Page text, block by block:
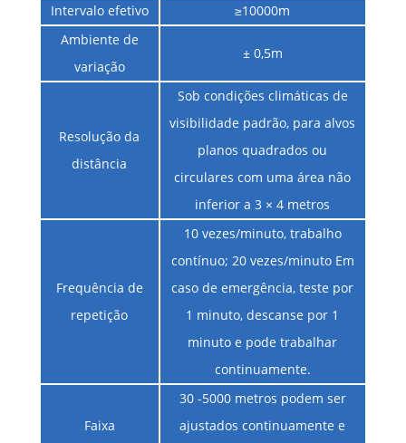
Intervalo efetivo
≥10000m
Ambiente de
variação
± 0,5m
Resolução da
distância
Sob condições climáticas de
visibilidade padrão, para alvos
planos quadrados ou
circulares com uma área não
inferior a 3 × 4 metros
Frequência de
repetição
10 vezes/minuto, trabalho
contínuo; 20 vezes/minuto Em
caso de emergência, teste por
1 minuto, descanse por 1
minuto e pode trabalhar
continuamente.
Faixa
30 -5000 metros podem ser
ajustados continuamente e